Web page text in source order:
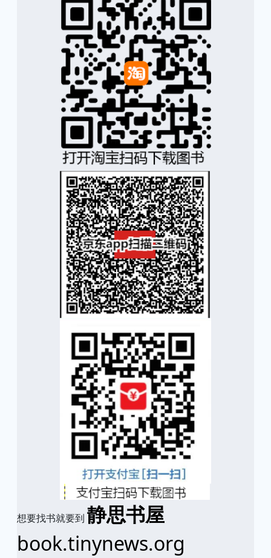
想要找书就要到 静思书屋
book.tinynews.org